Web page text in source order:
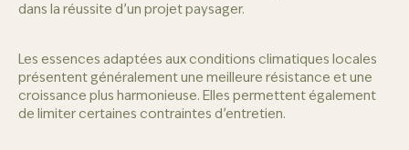
dans la réussite d’un projet paysager.
Les essences adaptées aux conditions climatiques locales
présentent généralement une meilleure résistance et une
croissance plus harmonieuse. Elles permettent également
de limiter certaines contraintes d’entretien.